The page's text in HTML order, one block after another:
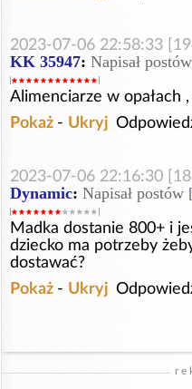
2023-07-06 22:58:33
KK 35947: Napisał
Alimenciarze w opałach
Pokaż - Ukryj
2023-07-06 22:16:30
Dynamic: Napisał postów
Madka dostanie 800+ i
dziecko ma potrzeby
dostawać?
Pokaż - Ukryj